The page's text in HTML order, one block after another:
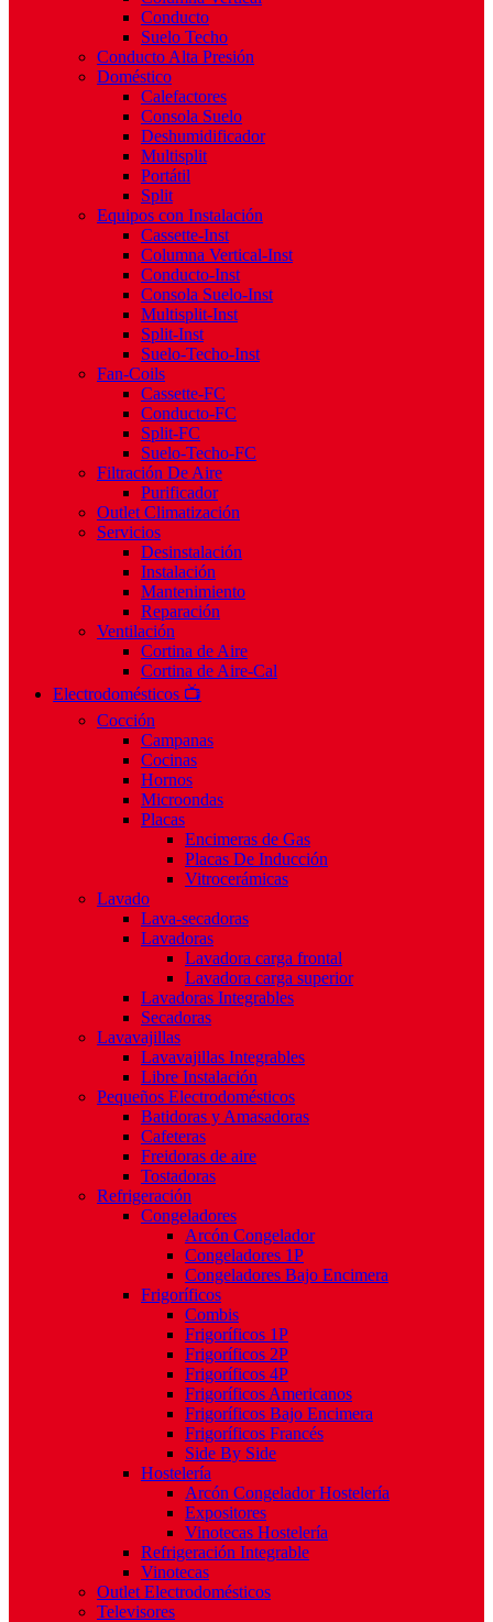
Conducto
Suelo Techo
Conducto Alta Presión
Doméstico
Calefactores
Consola Suelo
Deshumidificador
Multisplit
Portátil
Split
Equipos con Instalación
Cassette-Inst
Columna Vertical-Inst
Conducto-Inst
Consola Suelo-Inst
Multisplit-Inst
Split-Inst
Suelo-Techo-Inst
Fan-Coils
Cassette-FC
Conducto-FC
Split-FC
Suelo-Techo-FC
Filtración De Aire
Purificador
Outlet Climatización
Servicios
Desinstalación
Instalación
Mantenimiento
Reparación
Ventilación
Cortina de Aire
Cortina de Aire-Cal
Electrodomésticos 📺
Cocción
Campanas
Cocinas
Hornos
Microondas
Placas
Encimeras de Gas
Placas De Inducción
Vitrocerámicas
Lavado
Lava-secadoras
Lavadoras
Lavadora carga frontal
Lavadora carga superior
Lavadoras Integrables
Secadoras
Lavavajillas
Lavavajillas Integrables
Libre Instalación
Pequeños Electrodomésticos
Batidoras y Amasadoras
Cafeteras
Freidoras de aire
Tostadoras
Refrigeración
Congeladores
Arcón Congelador
Congeladores 1P
Congeladores Bajo Encimera
Frigoríficos
Combis
Frigoríficos 1P
Frigoríficos 2P
Frigoríficos 4P
Frigoríficos Americanos
Frigoríficos Bajo Encimera
Frigoríficos Francés
Side By Side
Hostelería
Arcón Congelador Hostelería
Expositores
Vinotecas Hostelería
Refrigeración Integrable
Vinotecas
Outlet Electrodomésticos
Televisores